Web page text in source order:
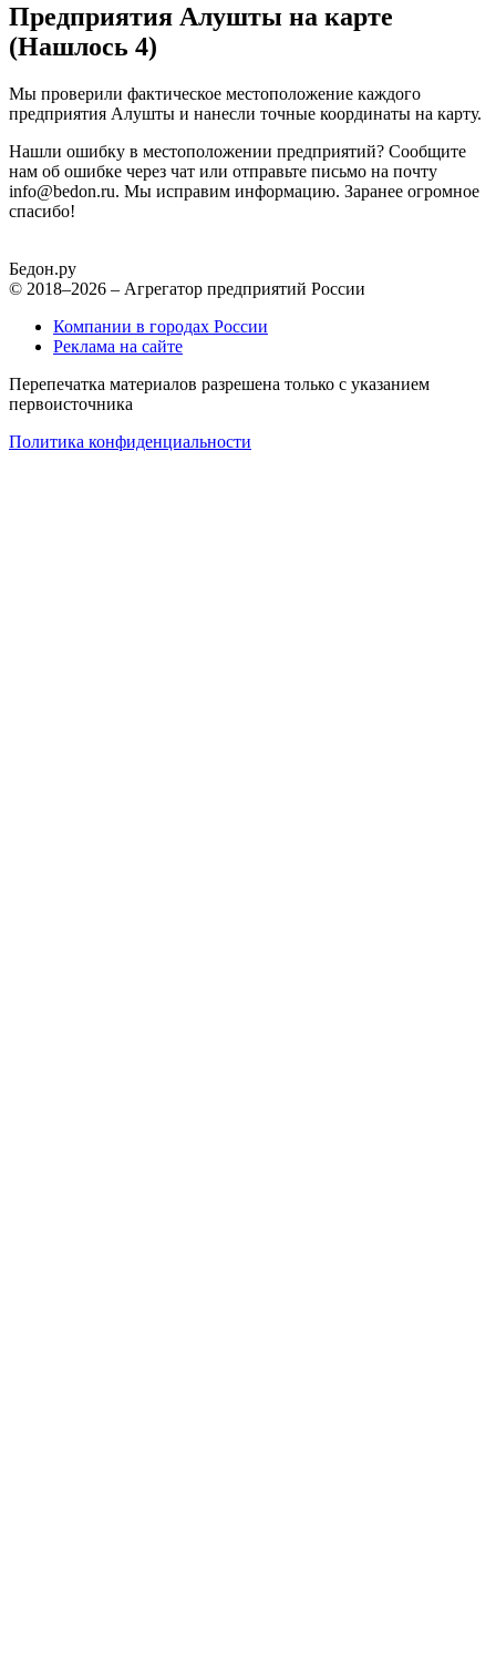
Предприятия Алушты на карте
(Нашлось 4)
Мы проверили фактическое местоположение каждого
предприятия Алушты и нанесли точные координаты на карту.
Нашли ошибку в местоположении предприятий? Сообщите
нам об ошибке через чат или отправьте письмо на почту
info@bedon.ru. Мы исправим информацию. Заранее огромное
спасибо!
Бедон.ру
© 2018–2026 – Агрегатор предприятий России
Компании в городах России
Реклама на сайте
Перепечатка материалов разрешена только с указанием
первоисточника
Политика конфиденциальности